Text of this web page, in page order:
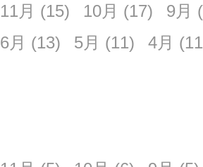
11月 (15) 10月 (17) 9月
6月 (13) 5月 (11) 4月